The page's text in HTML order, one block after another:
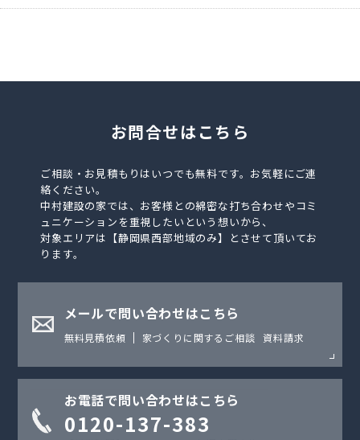
お問合せはこちら
ご相談・お見積もりはいつでも無料です。お気軽にご連
絡ください。
中村建設の家では、お客様との綿密な打ち合わせやコミ
ュニケーションを重視したいという想いから、
対象エリアは【静岡県西部地域のみ】とさせて頂いてお
ります。
メールで問い合わせはこちら
無料見積依頼 家づくりに関するご相談 資料請求
お電話で問い合わせはこちら
0120-137-383